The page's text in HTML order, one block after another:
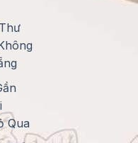
Qua